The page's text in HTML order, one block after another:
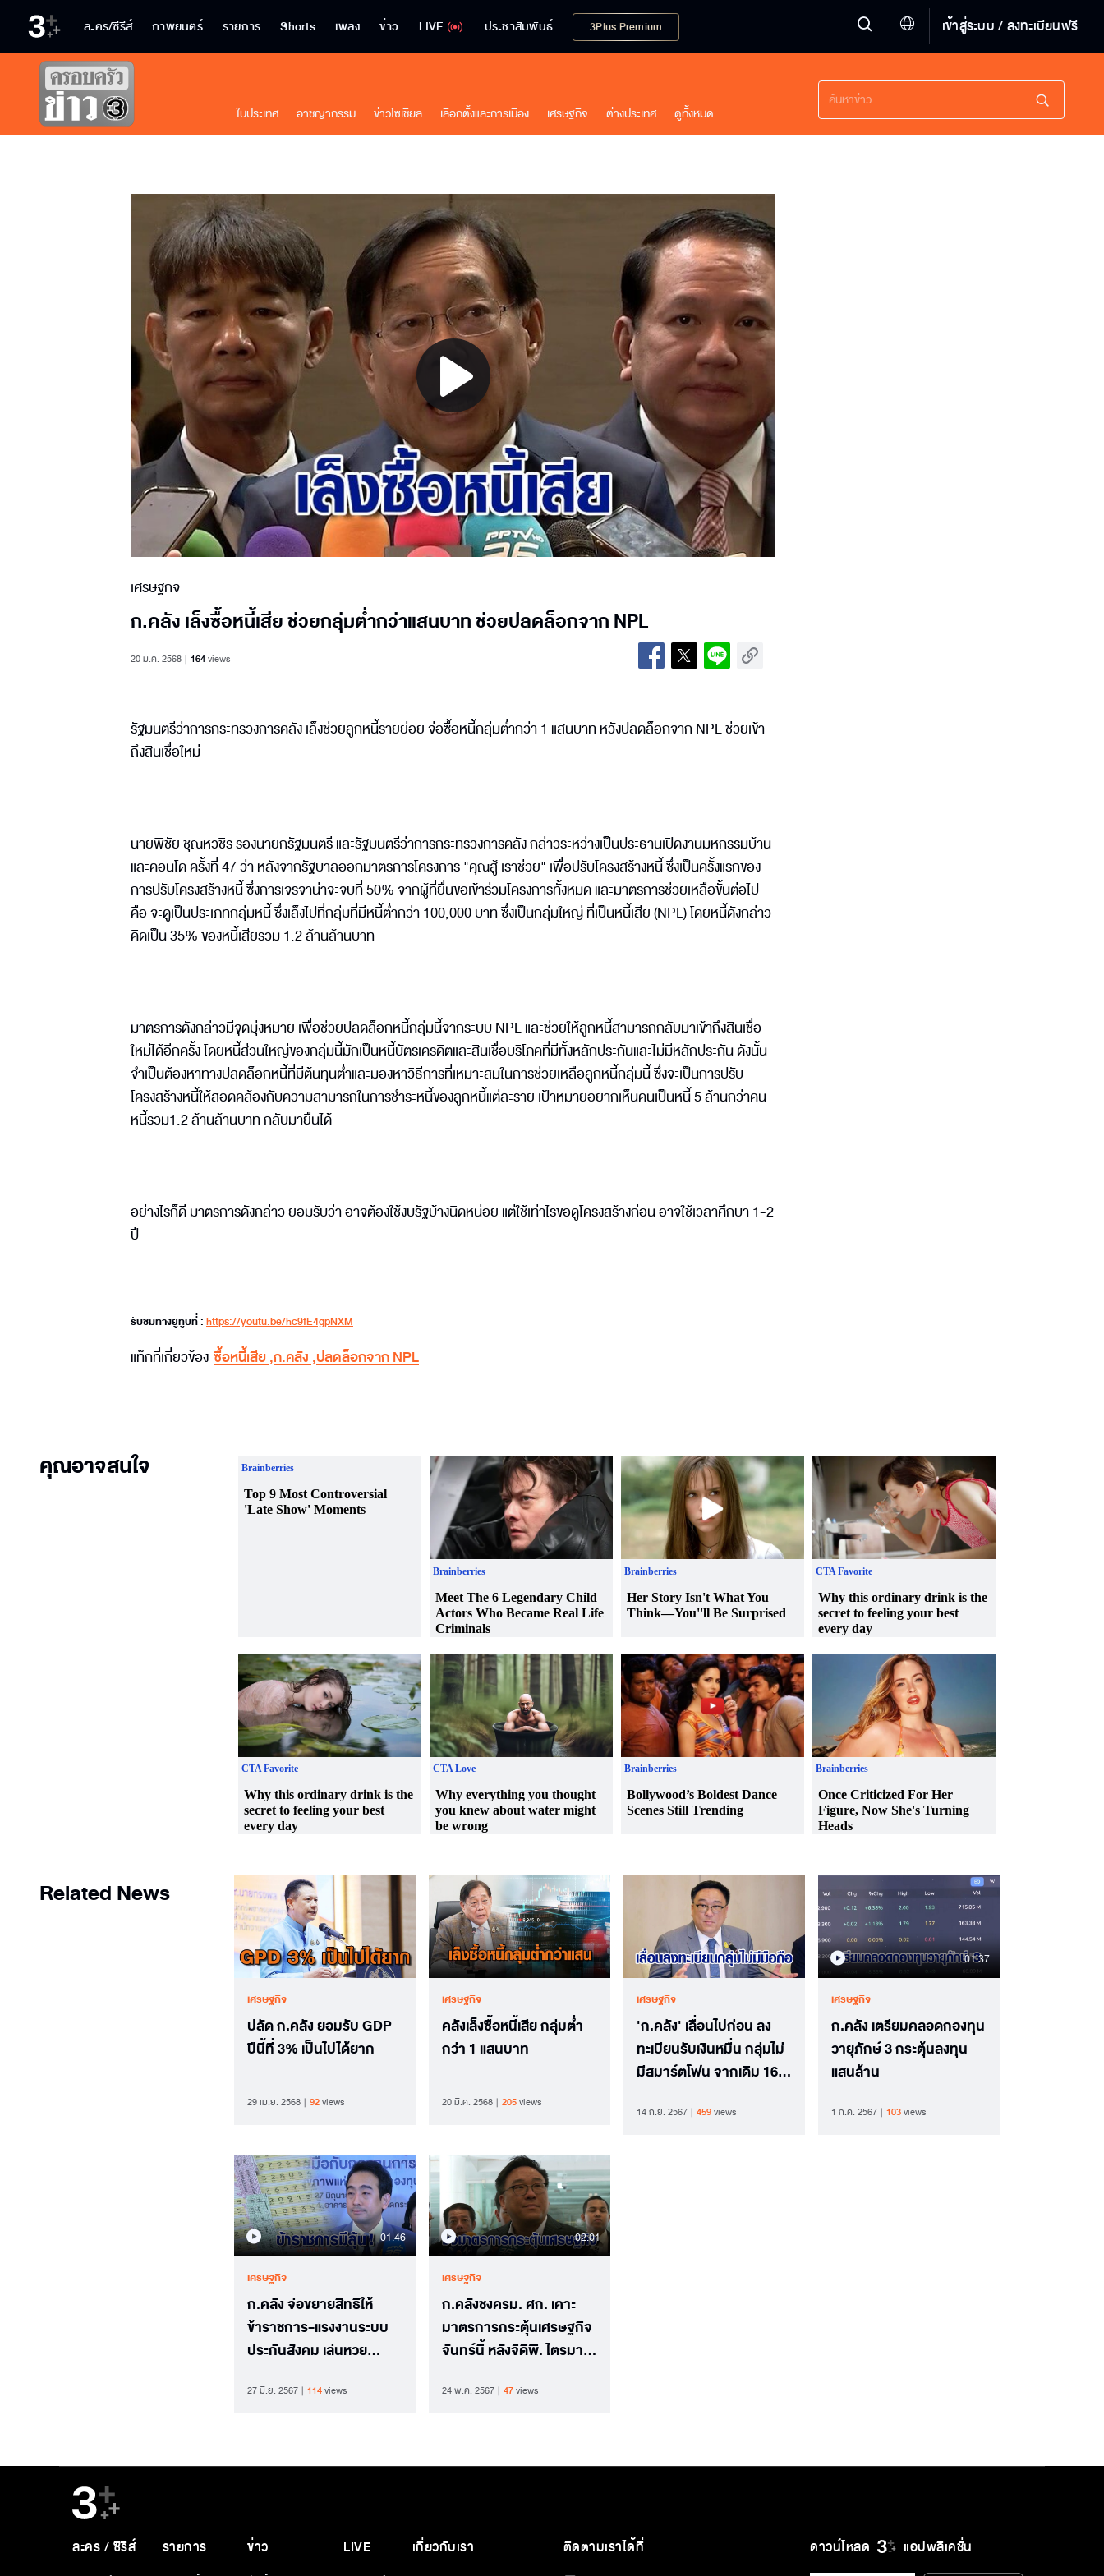
ละคร/ซีรีส์ ภาพยนตร์ รายการ Shorts เพลง ข่าว LIVE ประชาสัมพันธ์ 3Plus Premium เข้าสู่ระบบ / ลงทะเบียนฟรี
ในประเทศ อาชญากรรม ข่าวโซเชียล เลือกตั้งและการเมือง เศรษฐกิจ ต่างประเทศ ดูทั้งหมด
Play
Video
เศรษฐกิจ
ก.คลัง เล็งซื้อหนี้เสีย ช่วยกลุ่มต่ำกว่าแสนบาท ช่วยปลดล็อกจาก NPL
20 มี.ค. 2568 164views
รัฐมนตรีว่าการกระทรวงการคลัง เล็งช่วยลูกหนี้รายย่อย จ่อซื้อหนี้กลุ่มต่ำกว่า 1 แสนบาท หวังปลดล็อกจาก NPL ช่วยเข้า
ถึงสินเชื่อใหม่
นายพิชัย ชุณหวชิร รองนายกรัฐมนตรี และรัฐมนตรีว่าการกระทรวงการคลัง กล่าวระหว่างเป็นประธานเปิดงานมหกรรมบ้าน
และคอนโด ครั้งที่ 47 ว่า หลังจากรัฐบาลออกมาตรการโครงการ "คุณสู้ เราช่วย" เพื่อปรับโครงสร้างหนี้ ซึ่งเป็นครั้งแรกของ
การปรับโครงสร้างหนี้ ซึ่งการเจรจาน่าจะจบที่ 50% จากผู้ที่ยื่นขอเข้าร่วมโครงการทั้งหมด และมาตรการช่วยเหลือขั้นต่อไป
คือ จะดูเป็นประเภทกลุ่มหนี้ ซึ่งเล็งไปที่กลุ่มที่มีหนี้ต่ำกว่า 100,000 บาท ซึ่งเป็นกลุ่มใหญ่ ที่เป็นหนี้เสีย (NPL) โดยหนี้ดังกล่าว
คิดเป็น 35% ของหนี้เสียรวม 1.2 ล้านล้านบาท
มาตรการดังกล่าวมีจุดมุ่งหมาย เพื่อช่วยปลดล็อกหนี้กลุ่มนี้จากระบบ NPL และช่วยให้ลูกหนี้สามารถกลับมาเข้าถึงสินเชื่อ
ใหม่ได้อีกครั้ง โดยหนี้ส่วนใหญ่ของกลุ่มนี้มักเป็นหนี้บัตรเครดิตและสินเชื่อบริโภคที่มีทั้งหลักประกันและไม่มีหลักประกัน ดังนั้น
จำเป็นต้องหาทางปลดล็อกหนี้ที่มีต้นทุนต่ำและมองหาวิธีการที่เหมาะสมในการช่วยเหลือลูกหนี้กลุ่มนี้ ซึ่งจะเป็นการปรับ
โครงสร้างหนี้ให้สอดคล้องกับความสามารถในการชำระหนี้ของลูกหนี้แต่ละราย เป้าหมายอยากเห็นคนเป็นหนี้ 5 ล้านกว่าคน
หนี้รวม1.2 ล้านล้านบาท กลับมายืนได้
อย่างไรก็ดี มาตรการดังกล่าว ยอมรับว่า อาจต้องใช้งบรัฐบ้างนิดหน่อย แต่ใช้เท่าไรขอดูโครงสร้างก่อน อาจใช้เวลาศึกษา 1-2
ปี
รับชมทางยูทูบที่ : https://youtu.be/hc9fE4gpNXM
แท็กที่เกี่ยวข้อง ซื้อหนี้เสีย,ก.คลัง ,ปลดล็อกจาก NPL
คุณอาจสนใจ
Related News
เศรษฐกิจ
ปลัด ก.คลัง ยอมรับ GDP
ปีนี้ที่ 3% เป็นไปได้ยาก
29 เม.ย. 2568 92views
เศรษฐกิจ
คลังเล็งซื้อหนี้เสีย กลุ่มต่ำ
กว่า 1 แสนบาท
20 มี.ค. 2568 205views
เศรษฐกิจ
'ก.คลัง' เลื่อนไปก่อน ลง
ทะเบียนรับเงินหมื่น กลุ่มไม่
มีสมาร์ตโฟน จากเดิม 16
14 ก.ย. 2567 459views
01.37
เศรษฐกิจ
ก.คลัง เตรียมคลอดกองทุน
วายุภักษ์ 3 กระตุ้นลงทุน
แสนล้าน
1 ก.ค. 2567 103views
01.46
เศรษฐกิจ
ก.คลัง จ่อขยายสิทธิให้
ข้าราชการ-แรงงานระบบ
ประกันสังคม เล่นหวย
27 มิ.ย. 2567 114views
02.01
เศรษฐกิจ
ก.คลังชงครม. ศก. เคาะ
มาตรการกระตุ้นเศรษฐกิจ
จันทร์นี้ หลังจีดีพี. ไตรมาส
24 พ.ค. 2567 47views
ดาวน์โหลด แอปพลิเคชั่น
ละคร / ซีรีส์ รายการ ข่าว LIVE เกี่ยวกับเรา ติดตามเราได้ที่